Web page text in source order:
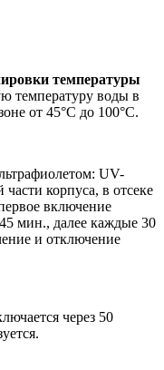
температуры
температуру воды в
от 45°С до 100°С.
UV-
корпуса, в отсеке
включение
мин., далее каждые 30
и отключение
через 50